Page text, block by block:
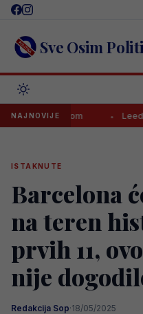
Skip
content Sve Osim
NAJNOVIJE
pogotkom Leeds od
ISTAKNUTE
Barcelona
na teren
prvih 11,
nije
Redakcija Sop·18/05/2025